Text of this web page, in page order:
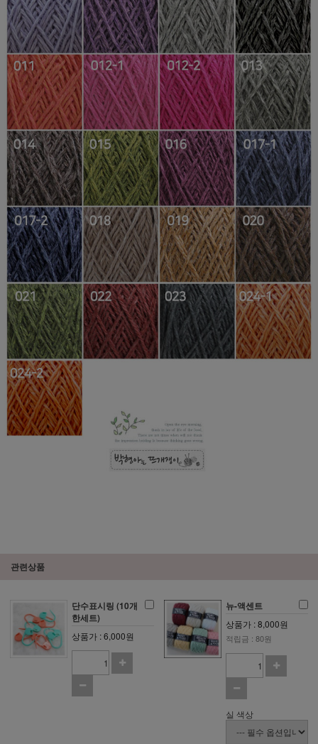
관련상품
단수표시링 (10개
한세트)
상품가 : 6,000원
뉴-액센트
상품가 : 8,000원
적립금 : 80원
실 색상